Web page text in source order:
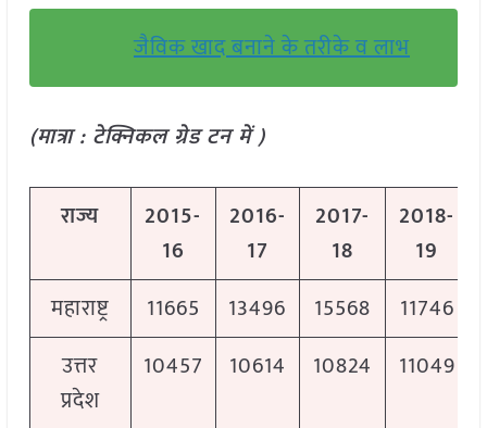
जैविक खाद बनाने के तरीके व लाभ
(मात्रा : टेक्निकल ग्रेड टन में )
राज्य
2015-
16
2016-
17
2017-
18
2018-
19
महाराष्ट्र 11665 13496 15568 11746
उत्तर
प्रदेश
10457 10614 10824 11049